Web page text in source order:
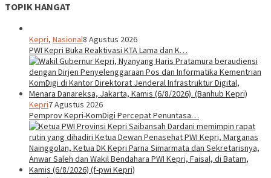
TOPIK HANGAT
Kepri, Nasional8 Agustus 2026
PWI Kepri Buka Reaktivasi KTA Lama dan K…
Kepri7 Agustus 2026
Pemprov Kepri-KomDigi Percepat Penuntasa…